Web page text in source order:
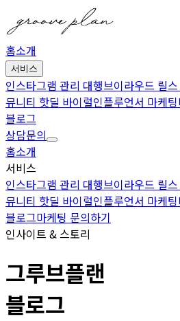
홈소개
서비스
인스타그램 관리 대행브이라우드 릴
뮤니티 핫딜 바이럴인플루언서 마케팅
블로그
상담문의
홈소개
서비스
인스타그램 관리 대행브이라우드 릴
뮤니티 핫딜 바이럴인플루언서 마케팅
블로그마케팅 문의하기
인사이트 & 스토리
그루브플랜
블로그